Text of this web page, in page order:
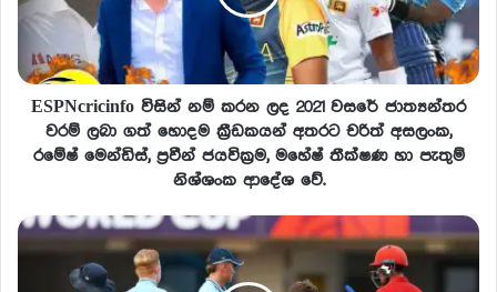
ESPNcricinfo විසින් නම් කරන ලද 2021 වසරේ ජාත්‍යන්තර
වරම් ලබා ගත් හොදම ක්‍රීඩකයන් අතරට චරිත් අසලංක,
රමේෂ් මෙන්ඩිස්, ප්‍රවීන් ජයවික්‍රම, මහේෂ් තීක්ෂණ හා පැතුම්
නිශ්ශංක ආදේශ වේ.